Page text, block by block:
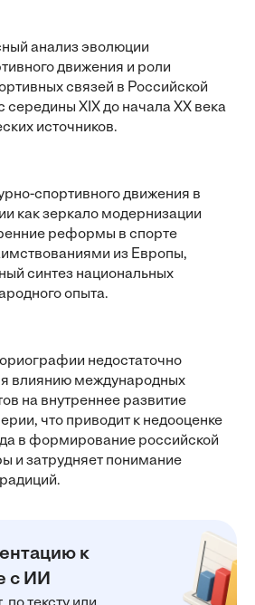
анализ эволюции
движения и роли
связей в Российской
XIX до начала XX века
источников.
спортивного движения в
как зеркало модернизации
реформы в спорте
из Европы,
синтез национальных
опыта.
недостаточно
влиянию международных
на внутреннее развитие
что приводит к недооценке
в формирование российской
и затрудняет понимание
к
с ИИ